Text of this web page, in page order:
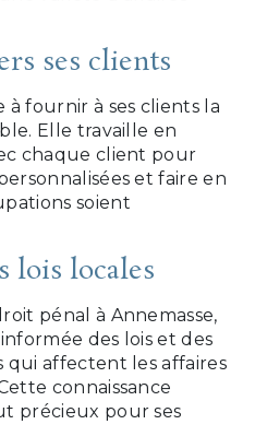
ses clients
fournir à ses clients la
Elle travaille en
chaque client pour
et faire en
soient
lois locales
pénal à Annemasse,
des lois et des
qui affectent les affaires
connaissance
précieux pour ses